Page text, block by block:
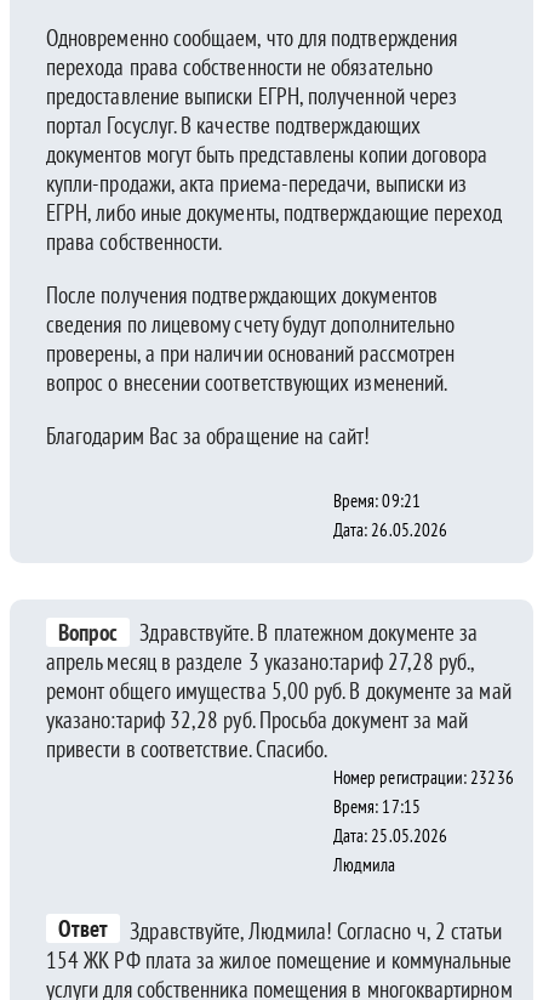
Одновременно сообщаем, что для подтверждения
перехода права собственности не обязательно
предоставление выписки ЕГРН, полученной через
портал Госуслуг. В качестве подтверждающих
документов могут быть представлены копии договора
купли-продажи, акта приема-передачи, выписки из
ЕГРН, либо иные документы, подтверждающие переход
права собственности.
После получения подтверждающих документов
сведения по лицевому счету будут дополнительно
проверены, а при наличии оснований рассмотрен
вопрос о внесении соответствующих изменений.
Благодарим Вас за обращение на сайт!
Время: 09:21
Дата: 26.05.2026
Вопрос
Здравствуйте. В платежном документе за
апрель месяц в разделе 3 указано:тариф 27,28 руб.,
ремонт общего имущества 5,00 руб. В документе за май
указано:тариф 32,28 руб. Просьба документ за май
привести в соответствие. Спасибо.
Номер регистрации: 23236
Время: 17:15
Дата: 25.05.2026
Людмила
Ответ
Здравствуйте, Людмила! Согласно ч, 2 статьи
154 ЖК РФ плата за жилое помещение и коммунальные
услуги для собственника помещения в многоквартирном